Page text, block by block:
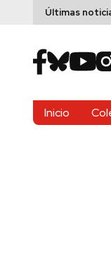
Últimas
en MéxicoMéxico
Inicio